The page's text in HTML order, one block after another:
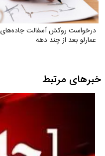
درخواست روکش آسفالت جاده‌های
عمارلو بعد از چند دهه
خبرهای مرتبط